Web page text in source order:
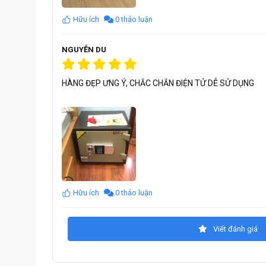
Sản phẩm
✔ SGS Iso 9001:2015
✔ Chứng nhận VINCAS 049-QMS (IAF)
✔ TCCS 01:2010/VTNH&ATKQ
Hữu ích 0 thảo luận
NGUYỄN DU
HÀNG ĐẸP ƯNG Ý, CHẮC CHẮN ĐIỆN TỬ DỄ SỬ DỤNG
Hữu ích 0 thảo luận
Viết đánh giá